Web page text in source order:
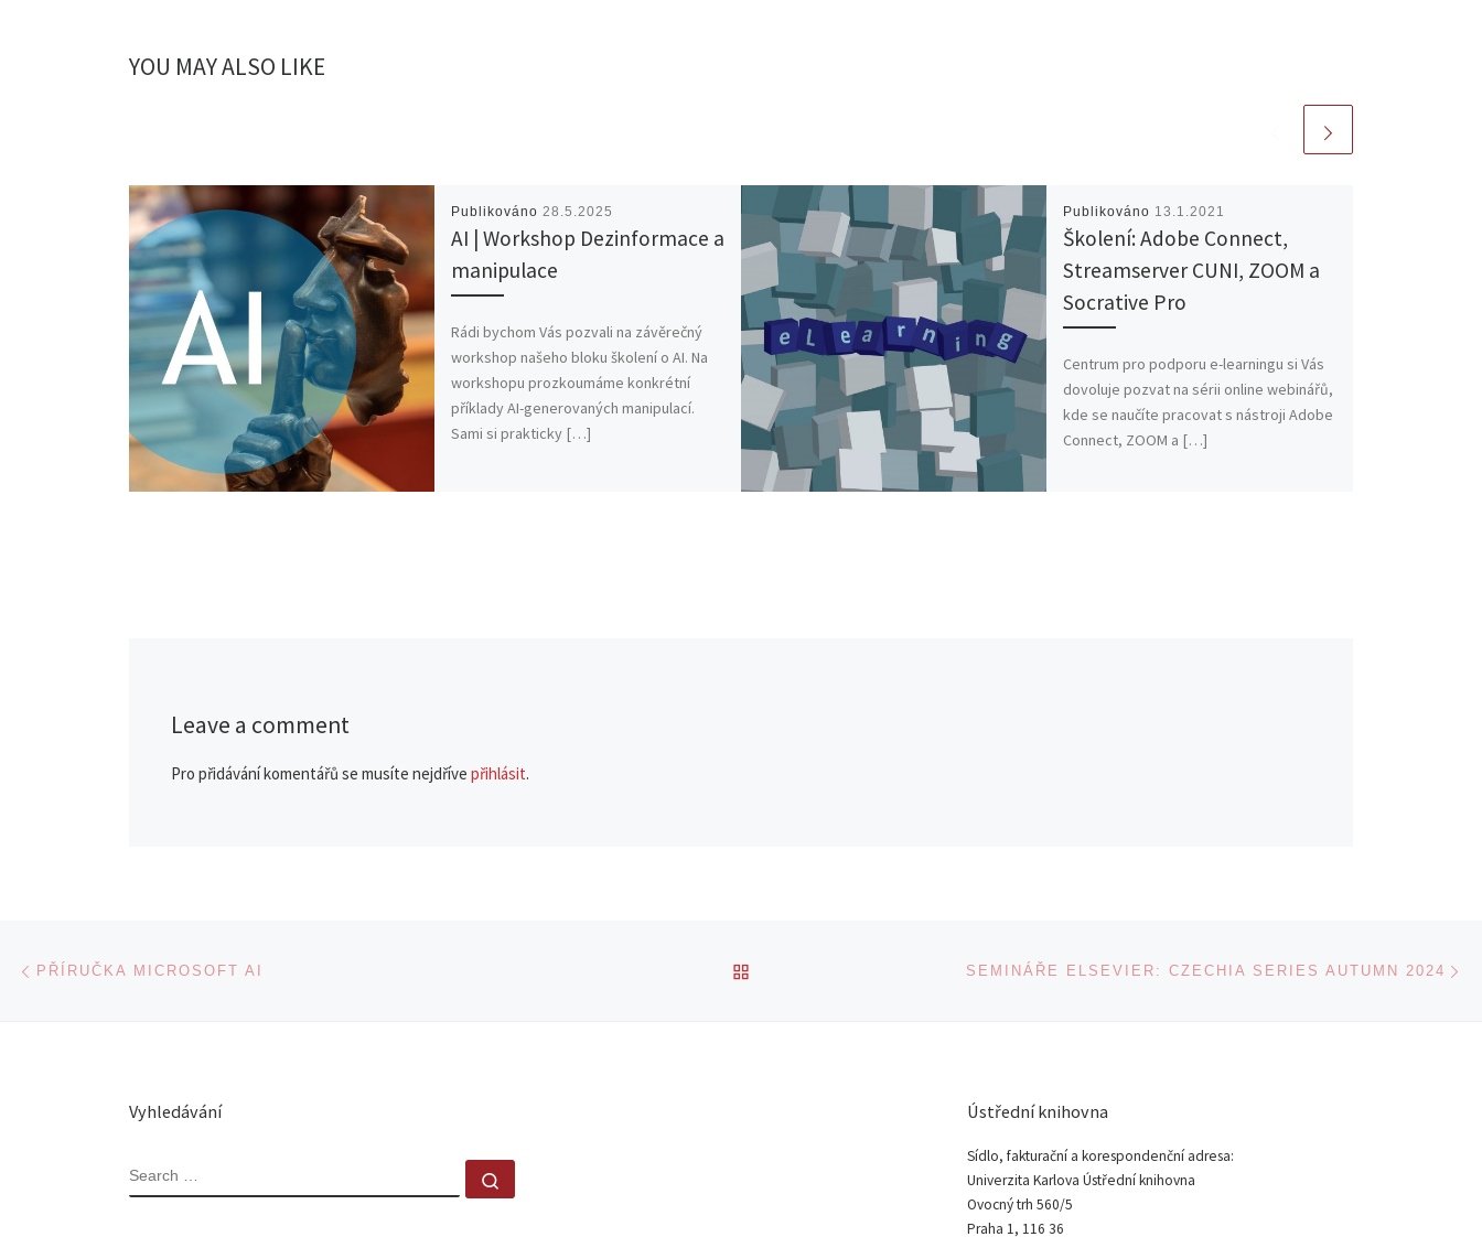
YOU MAY ALSO LIKE
Publikováno 28.5.2025
AI | Workshop Dezinformace a
manipulace
Rádi bychom Vás pozvali na závěrečný
workshop našeho bloku školení o AI. Na
workshopu prozkoumáme konkrétní
příklady AI-generovaných manipulací.
Sami si prakticky […]
Publikováno 13.1.2021
Školení: Adobe Connect,
Streamserver CUNI, ZOOM a
Socrative Pro
Centrum pro podporu e-learningu si Vás
dovoluje pozvat na sérii online webinářů,
kde se naučíte pracovat s nástroji Adobe
Connect, ZOOM a […]
Leave a comment
Pro přidávání komentářů se musíte nejdříve přihlásit.
Navigace v příspěvcích
PŘÍRUČKA MICROSOFT AI SEMINÁŘE ELSEVIER: CZECHIA SERIES AUTUMN 2024
Vyhledávání
SEARCH
Ústřední knihovna
Sídlo, fakturační a korespondenční adresa:
Univerzita Karlova Ústřední knihovna
Ovocný trh 560/5
Praha 1, 116 36